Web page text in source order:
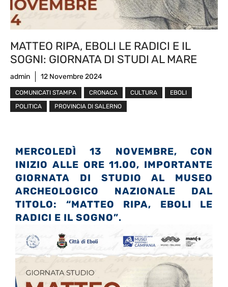
MATTEO RIPA, EBOLI LE RADICI E IL
SOGNI: GIORNATA DI STUDI AL MARE
admin 12 Novembre 2024
COMUNICATI STAMPA CRONACA CULTURA
EBOLI
POLITICA
PROVINCIA DI SALERNO
MERCOLEDÌ 13 NOVEMBRE, CON
INIZIO ALLE ORE 11.00, IMPORTANTE
GIORNATA DI STUDIO AL MUSEO
ARCHEOLOGICO NAZIONALE DAL
TITOLO: “MATTEO RIPA, EBOLI LE
RADICI E IL SOGNO”.